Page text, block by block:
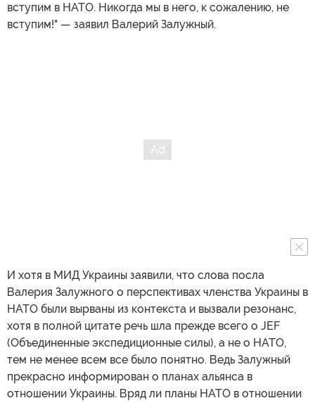
вступим в НАТО. Никогда мы в него, к сожалению, не
вступим!" — заявил Валерий Залужный.
И хотя в МИД Украины заявили, что слова посла
Валерия Залужного о перспективах членства Украины в
НАТО были вырваны из контекста и вызвали резонанс,
хотя в полной цитате речь шла прежде всего о JEF
(Объединенные экспедиционные силы), а не о НАТО,
тем не менее всем все было понятно. Ведь Залужный
прекрасно информирован о планах альянса в
отношении Украины. Вряд ли планы НАТО в отношении